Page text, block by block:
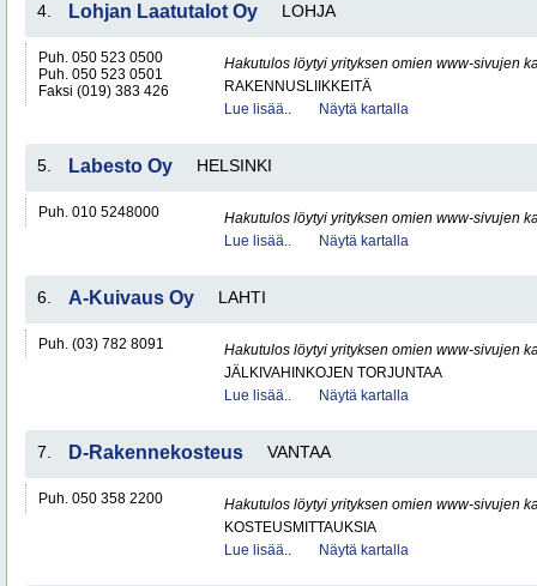
4. Lohjan Laatutalot Oy LOHJA
Puh. 050 523 0500
Puh. 050 523 0501
Faksi (019) 383 426
Hakutulos löytyi yrityksen omien www-sivujen
RAKENNUSLIIKKEITÄ
Lue lisää..
Näytä kartalla
5. Labesto Oy HELSINKI
Puh. 010 5248000
Hakutulos löytyi yrityksen omien www-sivujen
Lue lisää..
Näytä kartalla
6. A-Kuivaus Oy LAHTI
Puh. (03) 782 8091
Hakutulos löytyi yrityksen omien www-sivujen
JÄLKIVAHINKOJEN TORJUNTAA
Lue lisää..
Näytä kartalla
7. D-Rakennekosteus VANTAA
Puh. 050 358 2200
Hakutulos löytyi yrityksen omien www-sivujen
KOSTEUSMITTAUKSIA
Lue lisää..
Näytä kartalla